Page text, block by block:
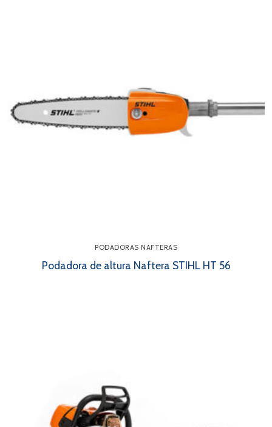
PODADORAS NAFTERAS
Podadora de altura Naftera STIHL HT 56